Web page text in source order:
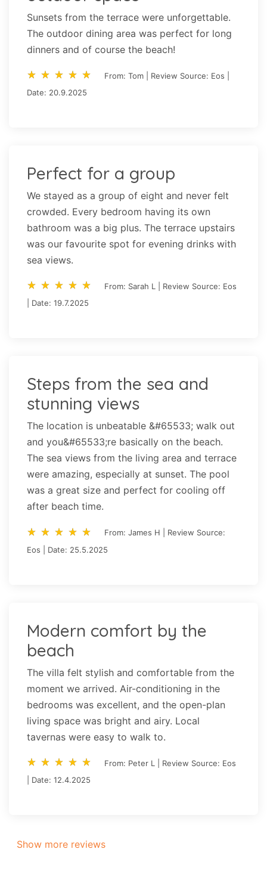
Sunsets from the terrace were unforgettable.
The outdoor dining area was perfect for long
dinners and of course the beach!
star_rate star_rate star_rate star_rate star_rate
star_rate star_rate star_rate star_rate star_rate
From: Tom | Review Source: Eos |
Date: 20.9.2025
Perfect for a group
We stayed as a group of eight and never felt
crowded. Every bedroom having its own
bathroom was a big plus. The terrace upstairs
was our favourite spot for evening drinks with
sea views.
star_rate star_rate star_rate star_rate star_rate
star_rate star_rate star_rate star_rate star_rate
From: Sarah L | Review Source: Eos
| Date: 19.7.2025
Steps from the sea and
stunning views
The location is unbeatable &#65533; walk out
and you&#65533;re basically on the beach.
The sea views from the living area and terrace
were amazing, especially at sunset. The pool
was a great size and perfect for cooling off
after beach time.
star_rate star_rate star_rate star_rate star_rate
star_rate star_rate star_rate star_rate star_rate
From: James H | Review Source:
Eos | Date: 25.5.2025
Modern comfort by the
beach
The villa felt stylish and comfortable from the
moment we arrived. Air-conditioning in the
bedrooms was excellent, and the open-plan
living space was bright and airy. Local
tavernas were easy to walk to.
star_rate star_rate star_rate star_rate star_rate
star_rate star_rate star_rate star_rate star_rate
From: Peter L | Review Source: Eos
| Date: 12.4.2025
Show more reviews